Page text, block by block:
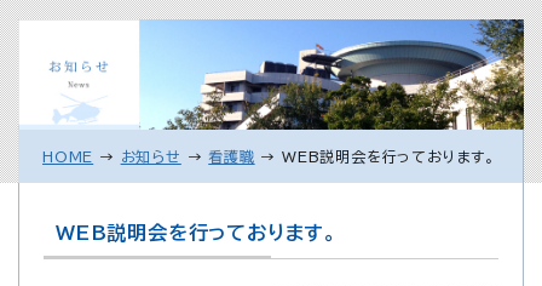
HOME → お知らせ →看護職 →WEB説明会を行っております。
WEB説明会を行っております。